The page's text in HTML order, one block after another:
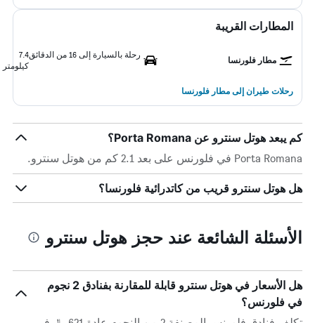
المطارات القريبة
مطار فلورنسا
رحلة بالسيارة إلى 16 من الدقائق
7.4
كيلومتر
رحلات طيران إلى مطار فلورنسا
كم يبعد هوتل سنترو عن Porta Romana؟
Porta Romana في فلورنس على بعد 2.1 كم من هوتل سنترو.
هل هوتل سنترو قريب من كاتدرائية فلورنسا؟
الأسئلة الشائعة عند حجز هوتل سنترو
هل الأسعار في هوتل سنترو قابلة للمقارنة بفنادق 2 نجوم
في فلورنس؟